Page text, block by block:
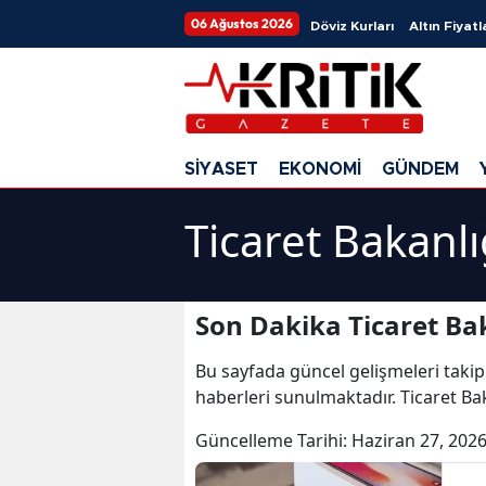
06 Ağustos 2026 Döviz Kurları Altın
SİYASET EKONOMİ GÜNDEM
Ticaret
Son Dakika Ticaret
Bu sayfada güncel gelişmeleri
haberleri sunulmaktadır. Ticaret
Güncelleme Tarihi: Haziran 27,